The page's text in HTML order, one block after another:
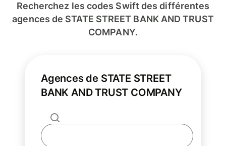
Recherchez les codes Swift des différentes
agences de STATE STREET BANK AND TRUST
COMPANY.
Agences de STATE STREET
BANK AND TRUST COMPANY